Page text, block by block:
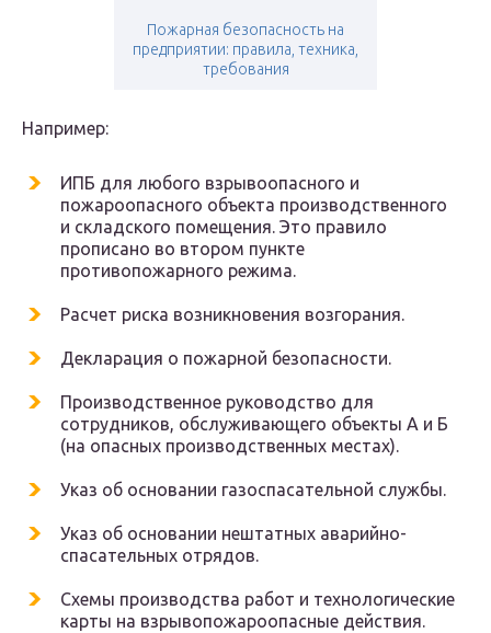
Пожарная безопасность на
предприятии: правила, техника,
требования
Например:
ИПБ для любого взрывоопасного и
пожароопасного объекта производственного
и складского помещения. Это правило
прописано во втором пункте
противопожарного режима.
Расчет риска возникновения возгорания.
Декларация о пожарной безопасности.
Производственное руководство для
сотрудников, обслуживающего объекты А и Б
(на опасных производственных местах).
Указ об основании газоспасательной службы.
Указ об основании нештатных аварийно-
спасательных отрядов.
Схемы производства работ и технологические
карты на взрывопожароопасные действия.